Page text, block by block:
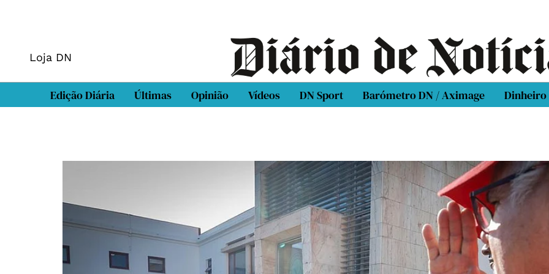
Loja DN
Edição Diária Últimas Opinião Vídeos DN Sport Barómetro DN / Aximage Dinheiro